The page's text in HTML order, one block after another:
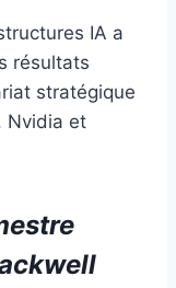
IA a
résultats
stratégique
Nvidia et